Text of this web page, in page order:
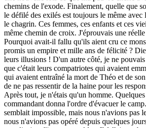
chemins de l'exode. Finalement, quelle que
le défilé des exilés est toujours le même avec
le chagrin. Ces femmes, ces enfants et ces
même chemin de croix. J'éprouvais une
Pourquoi avait-il fallu qu'ils aient cru ce
promis un empire et mille ans de félicité ?
leurs illusions ! D'un autre côté, je ne
que c'était leurs compatriotes qui avaient
qui avaient entraîné la mort de Théo et de
de ne pas ressentir de la haine pour les
Après tout, je n'étais qu'un homme.
commandant donna l'ordre d'évacuer le
semblait impossible, mais nous n'avions pas
nous n'avions pas opéré depuis quelques